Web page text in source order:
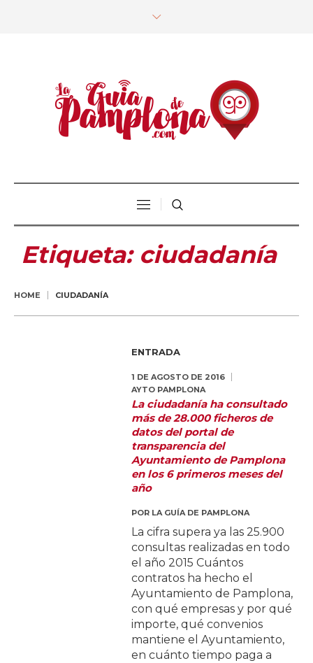
Etiqueta: ciudadanía
HOME CIUDADANÍA
ENTRADA
1 DE AGOSTO DE 2016
AYTO PAMPLONA
La ciudadanía ha consultado
más de 28.000 ficheros de
datos del portal de
transparencia del
Ayuntamiento de Pamplona
en los 6 primeros meses del
año
POR LA GUÍA DE PAMPLONA
La cifra supera ya las 25.900
consultas realizadas en todo
el año 2015 Cuántos
contratos ha hecho el
Ayuntamiento de Pamplona,
con qué empresas y por qué
importe, qué convenios
mantiene el Ayuntamiento,
en cuánto tiempo paga a